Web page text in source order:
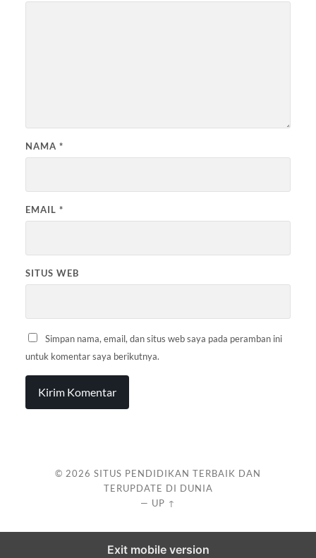
NAMA *
EMAIL *
SITUS WEB
Simpan nama, email, dan situs web saya pada peramban ini
untuk komentar saya berikutnya.
© 2026 SITUS PENDIDIKAN TERBAIK DAN
TERUPDATE DI DUNIA
— UP ↑
Exit mobile version